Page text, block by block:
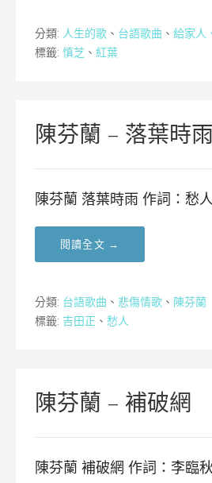
分類: 人生的歌 、 台語歌曲 、 給家人
標籤: 慎芝 、 紅葉
陳芬蘭 – 落葉時雨
陳芬蘭 落葉時雨 作詞：愁
閱讀全文 →
分類: 台語歌曲 、 悲傷情歌 、 陳芬蘭
標籤: 吉田正 、 愁人
陳芬蘭 – 補破網
陳芬蘭 補破網 作詞：李臨